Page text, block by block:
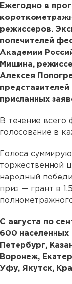
Ежегодно в
режиссеров.
попечителей
Академии
Мишина,
Алексея
представителей
присланных
В течение всего
голосование в
Голоса
торжественной
народный
приз — грант в
С августа по
600 населенных
Петербург,
Воронеж,
Уфу, Якутск,